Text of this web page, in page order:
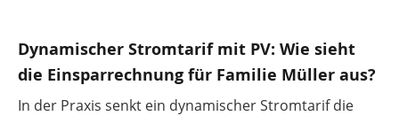
Dynamischer Stromtarif mit PV: Wie sieht
die Einsparrechnung für Familie Müller aus?
In der Praxis senkt ein dynamischer Stromtarif die